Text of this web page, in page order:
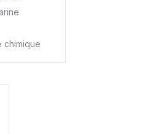
chimique